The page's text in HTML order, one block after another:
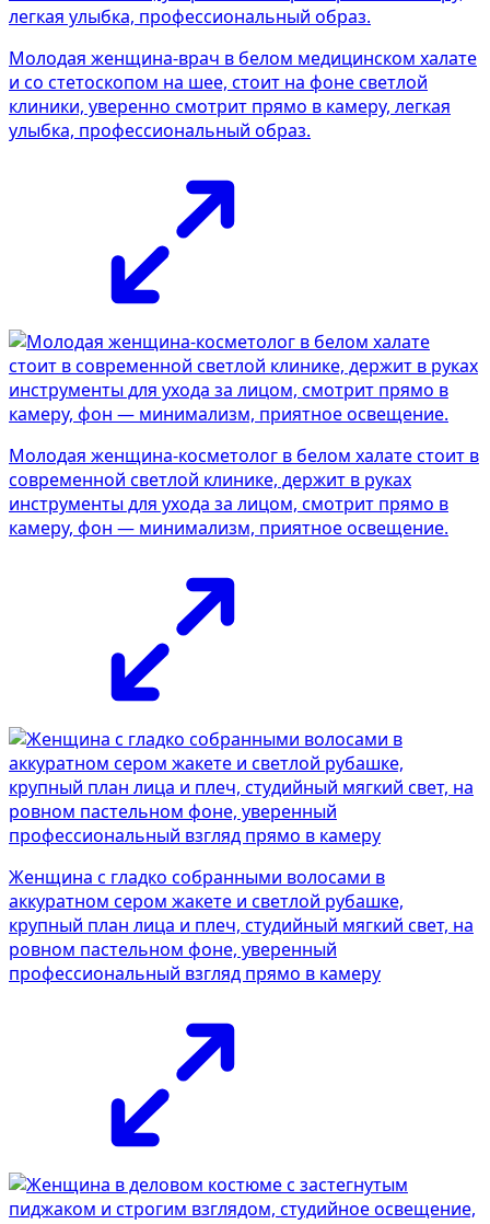
Молодая женщина-врач в белом медицинском халате
и со стетоскопом на шее, стоит на фоне светлой
клиники, уверенно смотрит прямо в камеру, легкая
улыбка, профессиональный образ.
Молодая женщина-косметолог в белом халате стоит в
современной светлой клинике, держит в руках
инструменты для ухода за лицом, смотрит прямо в
камеру, фон — минимализм, приятное освещение.
Женщина с гладко собранными волосами в
аккуратном сером жакете и светлой рубашке,
крупный план лица и плеч, студийный мягкий свет, на
ровном пастельном фоне, уверенный
профессиональный взгляд прямо в камеру